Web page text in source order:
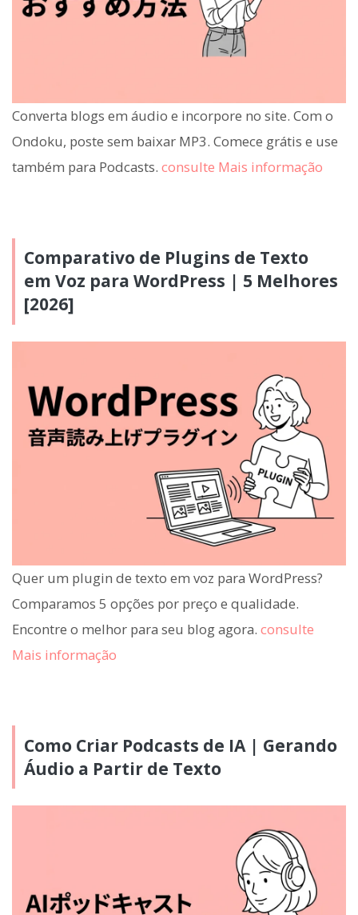
Converta blogs em áudio e incorpore no site. Com o
Ondoku, poste sem baixar MP3. Comece grátis e use
também para Podcasts. consulte Mais informação
Comparativo de Plugins de Texto
em Voz para WordPress | 5 Melhores
[2026]
Quer um plugin de texto em voz para WordPress?
Comparamos 5 opções por preço e qualidade.
Encontre o melhor para seu blog agora. consulte
Mais informação
Como Criar Podcasts de IA | Gerando
Áudio a Partir de Texto